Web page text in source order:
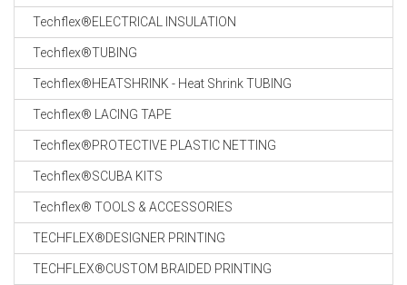
Techflex®ELECTRICAL INSULATION
Techflex®TUBING
Techflex®HEATSHRINK - Heat Shrink TUBING
Techflex® LACING TAPE
Techflex®PROTECTIVE PLASTIC NETTING
Techflex®SCUBA KITS
Techflex® TOOLS & ACCESSORIES
TECHFLEX®DESIGNER PRINTING
TECHFLEX®CUSTOM BRAIDED PRINTING